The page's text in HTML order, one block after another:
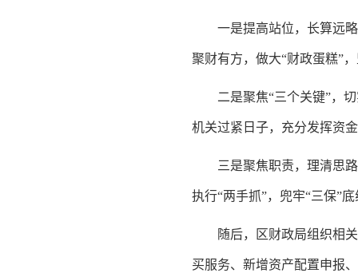
一是提高站位，长算远
聚财有方，做大“财政蛋糕”
二是聚焦“三个关键”，
机关过紧日子，充分发挥资
三是聚焦职责，理清思
执行“两手抓”，兜牢“三保”
随后，区财政局组织相
买服务、新增资产配置申报